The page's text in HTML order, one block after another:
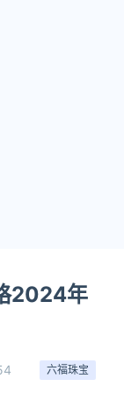
2024年
六福珠宝